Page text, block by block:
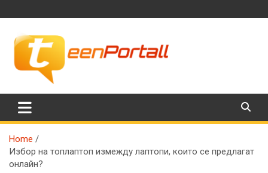
to
TeenPortall
Home
Избор на топлаптоп измежду лаптопи, които се предлагат
онлайн?